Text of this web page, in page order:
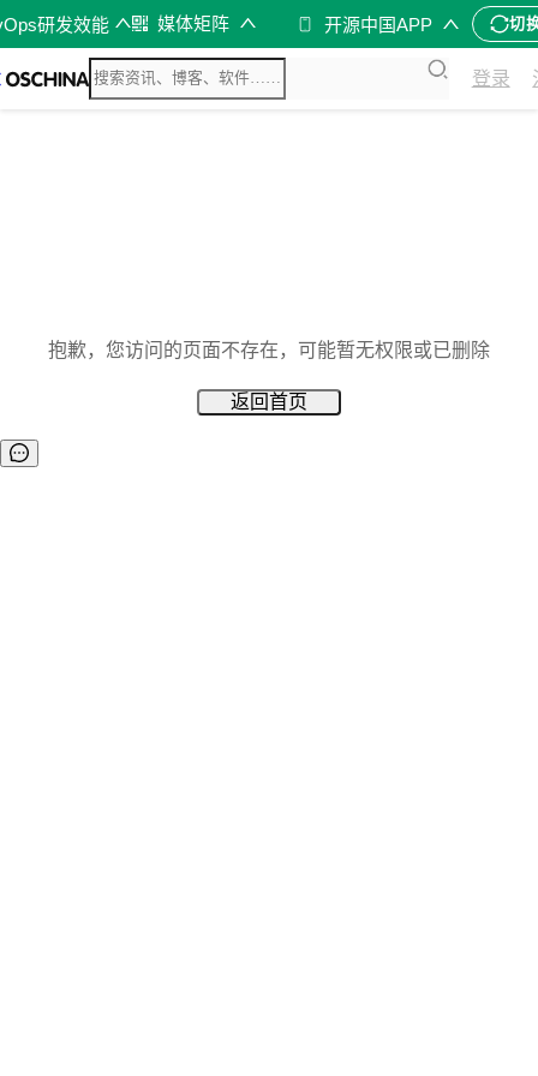
研发效能 媒体矩阵 开源中国APP 切
登录
抱歉，您访问的页面不存在，可能暂无权限或已删除
返回首页